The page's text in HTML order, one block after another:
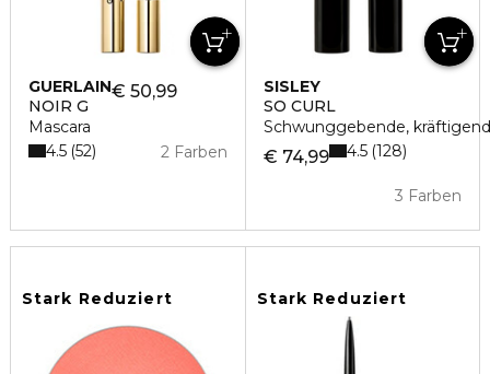
GUERLAIN
NOIR G
Mascara
€ 50,99
2 Farben
4.5 52
SISLEY
SO CURL
Schwunggebende,
€ 74,99
3 Farben
4.5 128
Stark Reduziert Stark Reduziert